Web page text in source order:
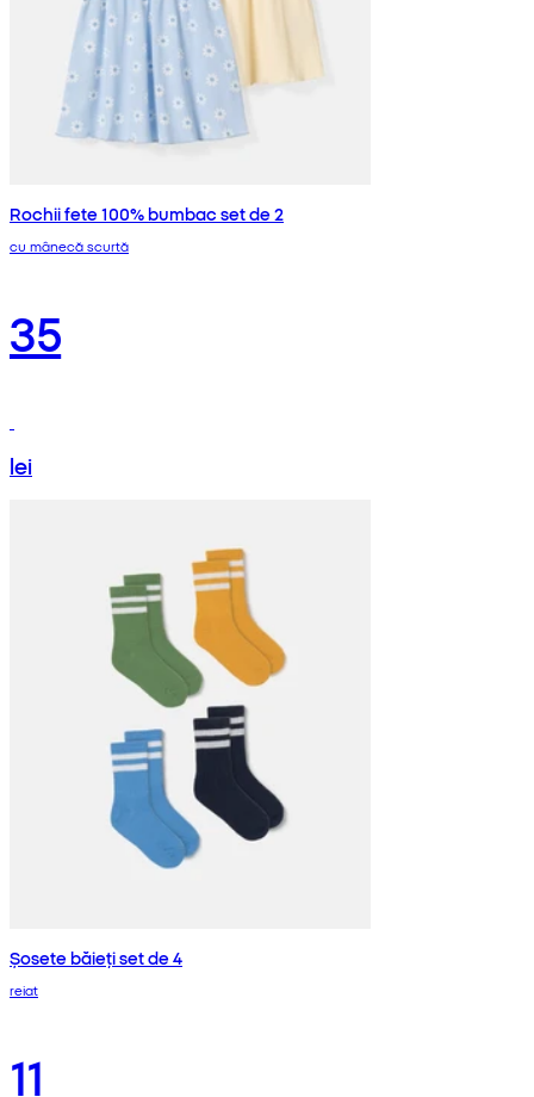
Rochii fete 100% bumbac set de 2
cu mânecă scurtă
35
lei
Șosete băieți set de 4
reiat
11